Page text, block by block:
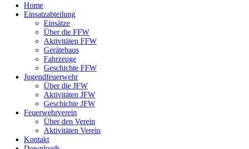
Home
Einsatzabteilung
Einsätze
Über die FFW
Aktivitäten FFW
Gerätehaus
Fahrzeuge
Geschichte FFW
Jugendfeuerwehr
Über die JFW
Aktivitäten JFW
Geschichte JFW
Feuerwehrverein
Über den Verein
Aktivitäten Verein
Kontakt